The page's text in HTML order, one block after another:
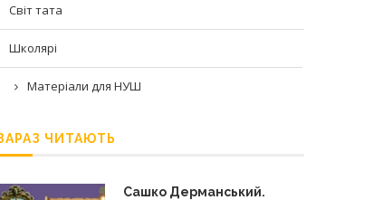
Світ тата
Школярі
Матеріали для НУШ
ЧИТАЮТЬ
Сашко Дерманський.